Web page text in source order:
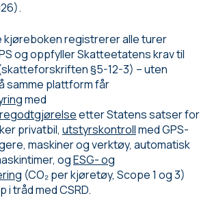
kjøreboken registrerer alle turer
og oppfyller Skatteetatens krav til
§5-12-3) – uten
samme plattform får
med
etter Statens satser for
privatbil, utstyrskontrollmed GPS-
maskiner og verktøy, automatisk
ogESG- og
(CO₂ per kjøretøy, Scope 1 og 3)
i tråd med CSRD.